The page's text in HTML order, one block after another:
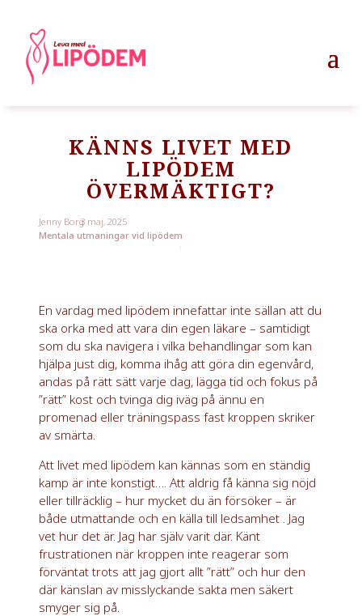
KÄNNS LIVET MED
LIPÖDEM
ÖVERMÄKTIGT?
Jenny Borg3 maj, 2025
Mentala utmaningar vid lipödem
En vardag med lipödem innefattar inte sällan att du
ska orka med att vara din egen läkare – samtidigt
som du ska navigera i vilka behandlingar som kan
hjälpa just dig, komma ihåg att göra din egenvård,
andas på rätt sätt varje dag, lägga tid och fokus på
”rätt” kost och tvinga dig iväg på ännu en
promenad eller träningspass fast kroppen skriker
av smärta.
Att livet med lipödem kan kännas som en ständig
kamp är inte konstigt…. Att aldrig få känna sig nöjd
eller tillräcklig – hur mycket du än försöker – är
både utmattande och en källa till ledsamhet . Jag
vet hur det är. Jag har själv varit där. Känt
frustrationen när kroppen inte reagerar som
förväntat trots att jag gjort allt ”rätt” och hur den
där känslan av misslyckande sakta men säkert
smyger sig på.